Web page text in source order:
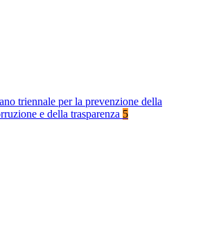
triennale per la prevenzione della
e della trasparenza 5